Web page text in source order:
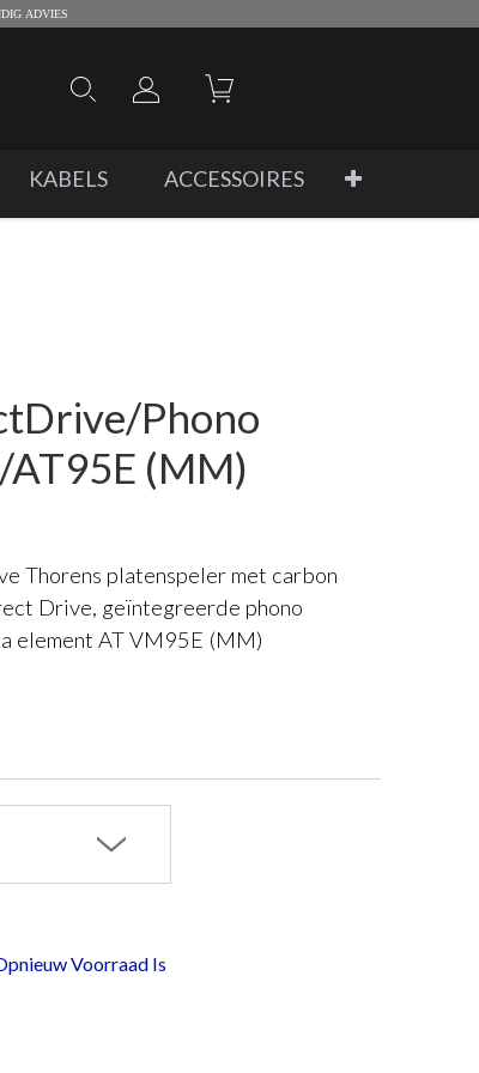
ADVIES
KABELS ACCESSOIRES
Phono
(MM)
Thorens platenspeler met carbon
Drive, geïntegreerde phono
element AT VM95E (MM)
Voorraad Is